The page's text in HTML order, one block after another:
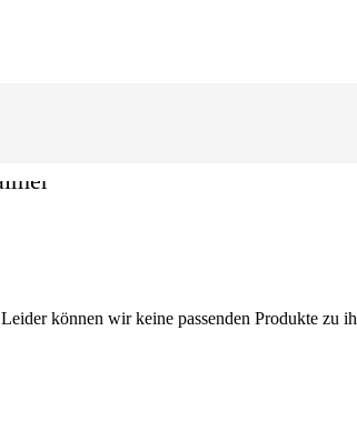
Leider können wir keine passenden Produkte zu